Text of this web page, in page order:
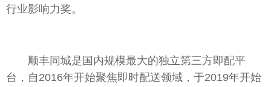
行业影响力奖。
顺丰同城是国内规模最大的独立第三方即配平
台 ，自2016年开始聚焦即时配送领域，于2019年开始